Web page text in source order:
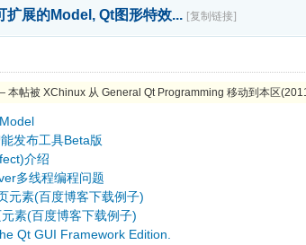
展的Model, Qt图形特效... [复制链接]
本帖被 XChinux 从 General Qt Programming 移动到本区
发布工具Beta版
介绍
多线程编程问题
元素(百度博客下载例子)
元素(百度博客下载例子)
Qt GUI Framework Edition.